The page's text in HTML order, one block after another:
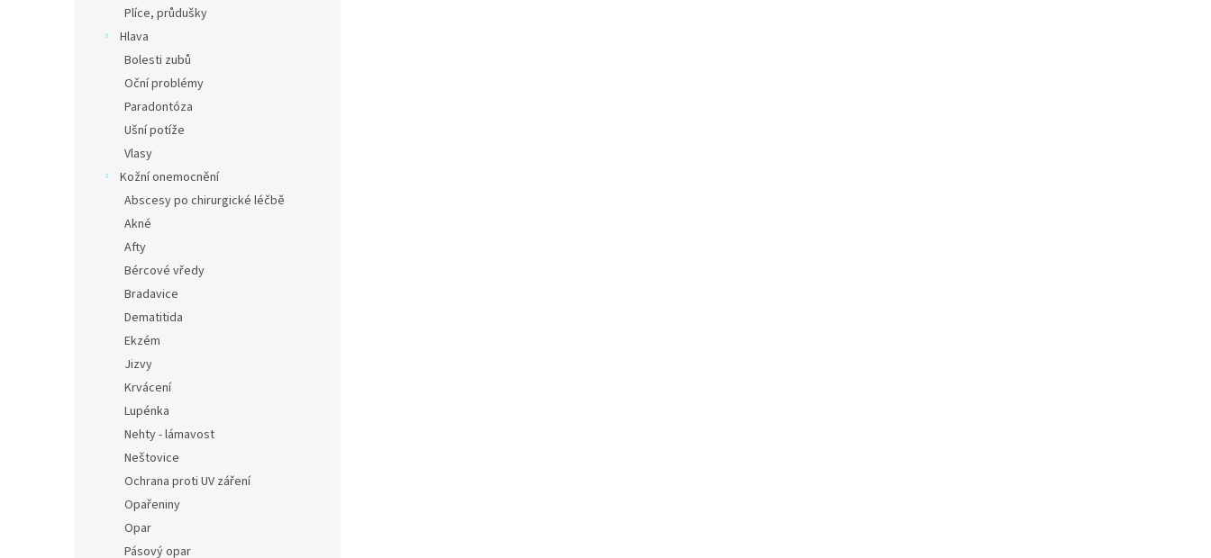
Plíce, průdušky
Hlava
Bolesti zubů
Oční problémy
Paradontóza
Ušní potíže
Vlasy
Kožní onemocnění
Abscesy po chirurgické léčbě
Akné
Afty
Bércové vředy
Bradavice
Dematitida
Ekzém
Jizvy
Krvácení
Lupénka
Nehty - lámavost
Neštovice
Ochrana proti UV záření
Opařeniny
Opar
Pásový opar